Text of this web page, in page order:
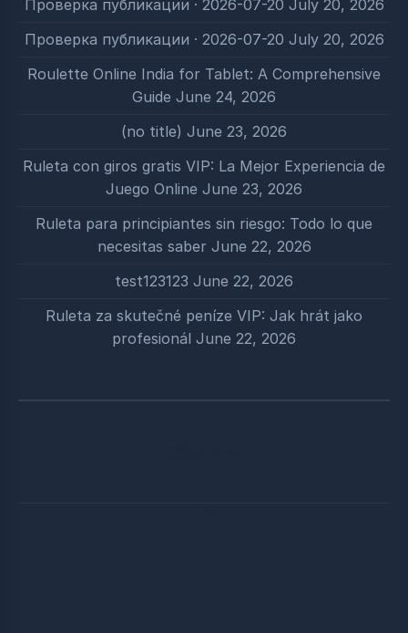
Проверка публикации · 2026-07-20 July 20, 2026
Проверка публикации · 2026-07-20 July 20, 2026
Roulette Online India for Tablet: A Comprehensive
Guide June 24, 2026
(no title) June 23, 2026
Ruleta con giros gratis VIP: La Mejor Experiencia de
Juego Online June 23, 2026
Ruleta para principiantes sin riesgo: Todo lo que
necesitas saber June 22, 2026
test123123 June 22, 2026
Ruleta za skutečné peníze VIP: Jak hrát jako
profesionál June 22, 2026